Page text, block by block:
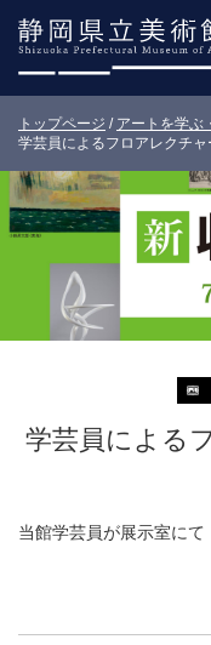
トップページ / アートを学ぶ
学芸員によるフロアレクチャ
学芸員による
当館学芸員が展示室にて